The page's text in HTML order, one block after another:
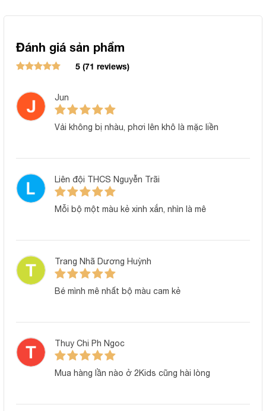
Đặc điểm sản phẩm
chạm vào, cực kỳ thích hợp cho làn da nhạy cảm của trẻ sơ
sinh. Vải có độ co giãn nhẹ, thấm hút mồ hôi tốt, không gây
hầm bí ngay cả khi bé vận động nhiều.
Thiết kế sọc ngang mảnh giúp bộ đồ trông gọn gàng và sáng
sủa. Phần cổ áo, viền nách hoặc lai quần được phối màu
pastel tạo điểm nhấn nổi bật nhưng không quá sặc sỡ, mang
Đánh giá sản phẩm
5 (71 reviews)
Jun
Vải không bị nhàu, phơi lên khô là mặc liền
Liên đội THCS Nguyễn Trãi
Mỗi bộ một màu kẻ xinh xắn, nhìn là mê
Trang Nhã Dương Huỳnh
Bé mình mê nhất bộ màu cam kẻ
Thuy Chi Ph Ngoc
Mua hàng lần nào ở 2Kids cũng hài lòng